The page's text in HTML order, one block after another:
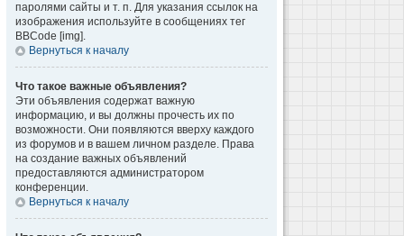
паролями сайты и т. п. Для указания ссылок на
изображения используйте в сообщениях тег
BBCode [img].
Вернуться к началу
Что такое важные объявления?
Эти объявления содержат важную
информацию, и вы должны прочесть их по
возможности. Они появляются вверху каждого
из форумов и в вашем личном разделе. Права
на создание важных объявлений
предоставляются администратором
конференции.
Вернуться к началу